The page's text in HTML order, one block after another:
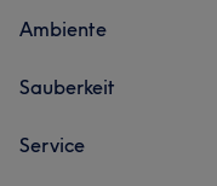
Ambiente
Sauberkeit
Service